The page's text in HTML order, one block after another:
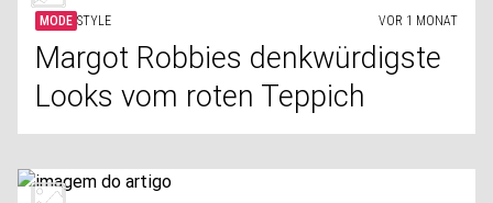
MODE STYLE VOR 1 MONAT
Margot Robbies denkwürdigste
Looks vom roten Teppich